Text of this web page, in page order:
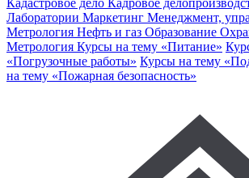
Кадастровое дело Кадровое
Лаборатории Маркетинг Менеджмент,
Метрология Нефть и газ Образование
Метрология Курсы на тему «Питание»
«Погрузочные работы» Курсы на тему
на тему «Пожарная безопасность»